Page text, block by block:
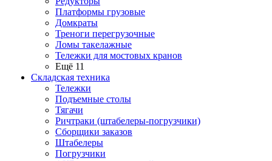
Платформы грузовые
Домкраты
Треноги перегрузочные
Ломы такелажные
Тележки для мостовых кранов
Ещё 11
Складская техника
Тележки
Подъемные столы
Тягачи
Ричтраки (штабелеры-погрузчики)
Сборщики заказов
Штабелеры
Погрузчики